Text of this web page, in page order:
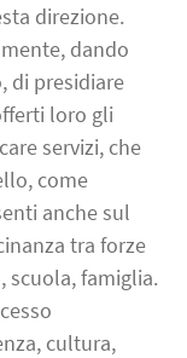
direzione.
dando
di presidiare
loro gli
servizi, che
come
anche sul
tra forze
scuola, famiglia.
cultura,